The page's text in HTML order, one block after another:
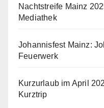
Nachtstreife Mainz
Mediathek
Johannisfest Mainz:
Feuerwerk
Kurzurlaub im April
Kurztrip